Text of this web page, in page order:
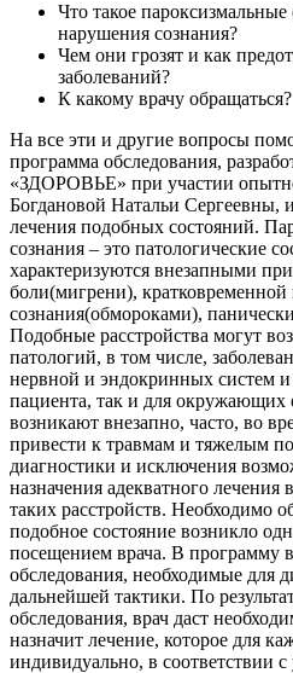
Что такое
нарушения сознания?
Чем они грозят и как
заболеваний?
К какому врачу обращаться?
На все эти и другие вопросы
программа обследования,
«ЗДОРОВЬЕ» при участии
Богдановой Натальи
лечения подобных состояний.
сознания – это патологические
характеризуются внезапными
боли(мигрени), кратковременной
сознания(обмороками),
Подобные расстройства могут
патологий, в том числе,
нервной и эндокринных систем
пациента, так и для окружающих
возникают внезапно, часто, во
привести к травмам и тяжелым
диагностики и исключения
назначения адекватного
таких расстройств. Необходимо
подобное состояние возникло
посещением врача. В программу
обследования, необходимые для
дальнейшей тактики. По
обследования, врач даст
назначит лечение, которое для
индивидуально, в соответствии